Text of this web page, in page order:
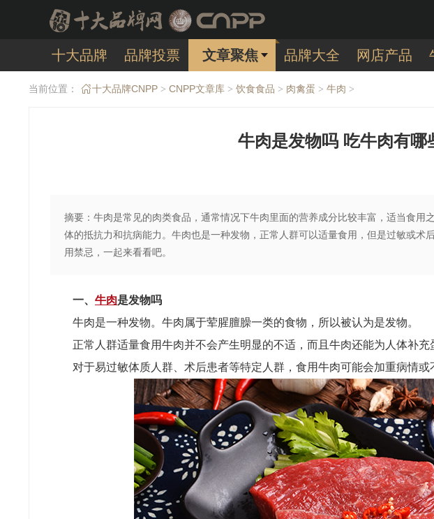
十大品牌 品牌投票 文章聚焦 品牌大全 网店产品
当前位置： 十大品牌CNPP > CNPP文章库 > 饮食食品 > 肉禽蛋 > 牛肉 >
牛肉是发物吗 吃牛肉有哪
摘要：牛肉是常见的肉类食品，通常情况下牛肉里面的营养成分比较丰富，适当食用
体的抵抗力和抗病能力。牛肉也是一种发物，正常人群可以适量食用，但是过敏或术
用禁忌，一起来看看吧。
一、 牛肉是发物吗
牛肉是一种发物。牛肉属于荤腥膻臊一类的食物，所以被认为是发物。
正常人群适量食用牛肉并不会产生明显的不适，而且牛肉还能为人体补充
对于易过敏体质人群、术后患者等特定人群，食用牛肉可能会加重病情或